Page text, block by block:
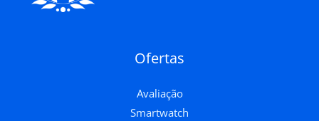
Ofertas
Avaliação
Smartwatch